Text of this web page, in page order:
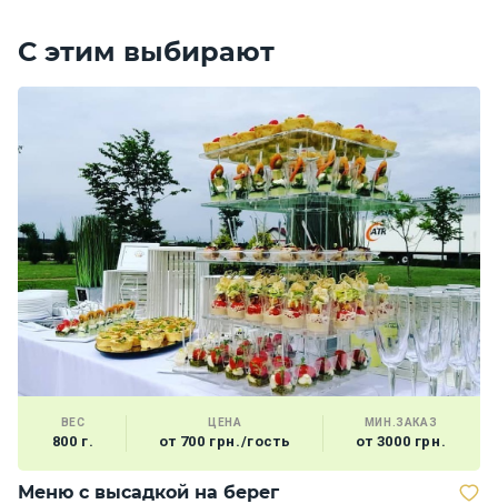
С этим выбирают
ВЕС
800 г.
ЦЕНА
от 700 грн./гость
МИН.ЗАКАЗ
от 3000 грн.
Меню с высадкой на берег